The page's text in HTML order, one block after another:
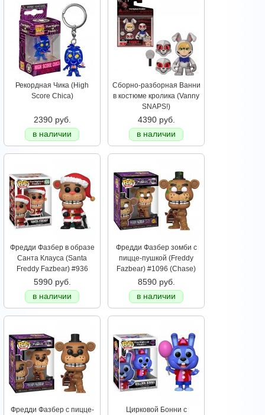
Рекордная Чика (High
Score Chica)
2390 руб.
в наличии
Сборно-разборная Ванни
в костюме кролика (Vanny
SNAPS!)
4390 руб.
в наличии
Фредди Фазбер в образе
Санта Клауса (Santa
Freddy Fazbear) #936
5990 руб.
в наличии
Фредди Фазбер зомби с
пицце-пушкой (Freddy
Fazbear) #1096 (Chase)
8590 руб.
в наличии
Фредди Фазбер с пицце- Цирковой Бонни с